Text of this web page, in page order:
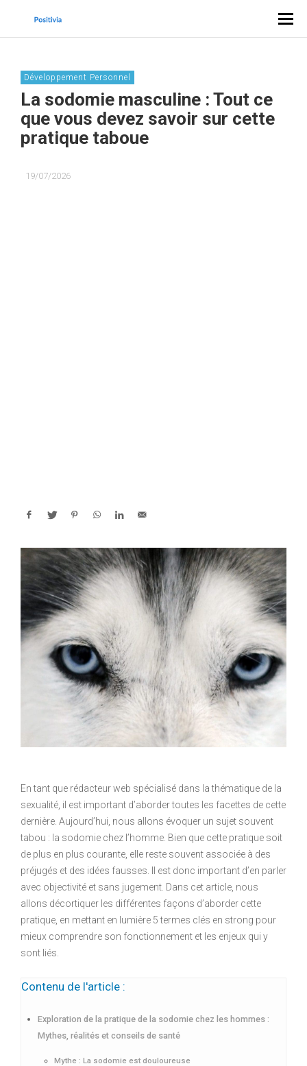
Développement Personnel
La sodomie masculine : Tout ce
que vous devez savoir sur cette
pratique taboue
19/07/2026
En tant que rédacteur web spécialisé dans la thématique de la
sexualité, il est important d’aborder toutes les facettes de cette
dernière. Aujourd’hui, nous allons évoquer un sujet souvent
tabou : la sodomie chez l’homme. Bien que cette pratique soit
de plus en plus courante, elle reste souvent associée à des
préjugés et des idées fausses. Il est donc important d’en parler
avec objectivité et sans jugement. Dans cet article, nous
allons décortiquer les différentes façons d’aborder cette
pratique, en mettant en lumière 5 termes clés en strong pour
mieux comprendre son fonctionnement et les enjeux qui y
sont liés.
Contenu de l'article :
Exploration de la pratique de la sodomie chez les hommes :
Mythes, réalités et conseils de santé
Mythe : La sodomie est douloureuse